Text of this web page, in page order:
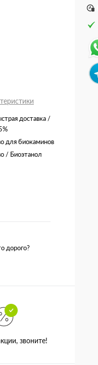
доставка /
для биокаминов
/ Биоэтанол
дорого?
звоните!